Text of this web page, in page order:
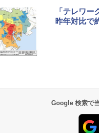
「テレワー
昨年対比で
Google 検索で